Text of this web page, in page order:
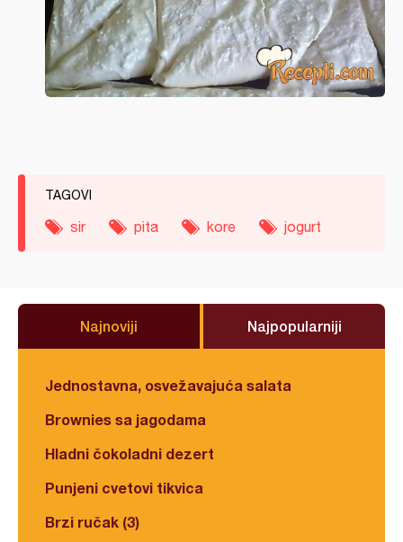
TAGOVI
sir pita kore jogurt
Najnoviji Najpopularniji
Jednostavna, osvežavajuća salata
Brownies sa jagodama
Hladni čokoladni dezert
Punjeni cvetovi tikvica
Brzi ručak (3)